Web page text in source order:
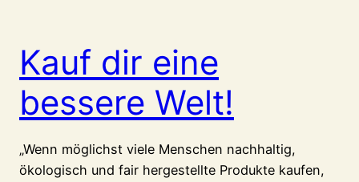
Kauf dir eine
bessere Welt!
„Wenn möglichst viele Menschen nachhaltig,
ökologisch und fair hergestellte Produkte kaufen,